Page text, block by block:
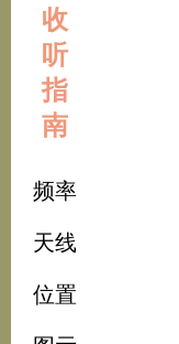
收
听
指
南
频率
天线
位置